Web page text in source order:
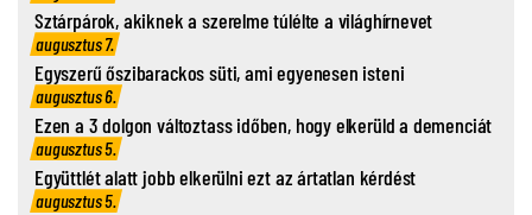
Sztárpárok, akiknek a szerelme túlélte a világhírnevet
augusztus 7.
Egyszerű őszibarackos süti, ami egyenesen isteni
augusztus 6.
Ezen a 3 dolgon változtass időben, hogy elkerüld a demenciát
augusztus 5.
Együttlét alatt jobb elkerülni ezt az ártatlan kérdést
augusztus 5.